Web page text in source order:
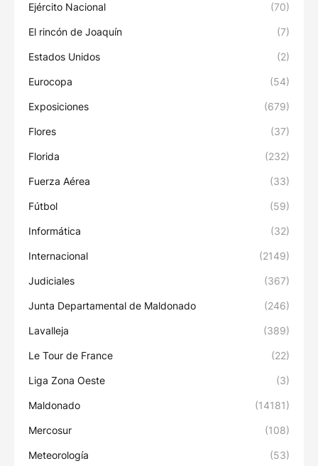
Ejército Nacional (70)
El rincón de Joaquín (7)
Estados Unidos (2)
Eurocopa (54)
Exposiciones (679)
Flores (37)
Florida (232)
Fuerza Aérea (33)
Fútbol (59)
Informática (32)
Internacional (2149)
Judiciales (367)
Junta Departamental de Maldonado (246)
Lavalleja (389)
Le Tour de France (22)
Liga Zona Oeste (3)
Maldonado (14181)
Mercosur (108)
Meteorología (53)